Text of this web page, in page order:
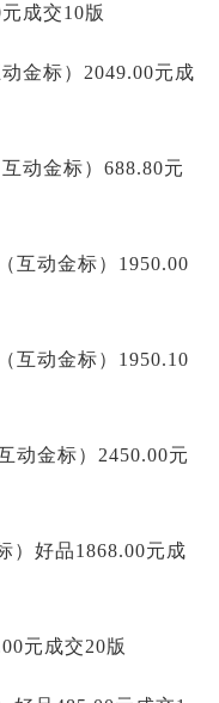
成交10版
金标）2049.00元成
动金标）688.80元
互动金标）1950.00
互动金标）1950.10
动金标）2450.00元
）好品1868.00元成
元成交20版